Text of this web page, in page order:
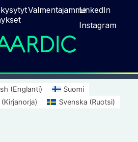
ValmentajammeLinkedIn
Instagram
(Englanti)
Suomi
(Kirjanorja) Svenska (Ruotsi)